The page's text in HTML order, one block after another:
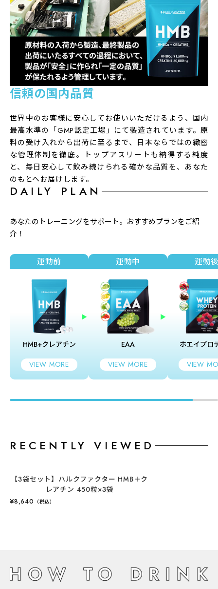
信頼の国内品質
世界中のお客様に安心してお使いいただけるよう、国内
最高水準の「GMP認定工場」にて製造されています。原
料の受け入れから出荷に至るまで、日本ならではの緻密
な管理体制を徹底。トップアスリートも納得する純度
と、毎日安心して飲み続けられる確かな品質を、あなた
のもとへお届けします。
DAILY PLAN
あなたのトレーニングをサポート。おすすめプランをご紹
介！
運動前
HMB+クレアチン
VIEW MORE
運動中
EAA
VIEW MORE
運動
ホエイプロ
VIEW
RECENTLY VIEWED
【3袋セット】ハルクファクター HMB＋ク
レアチン 450粒×3袋
¥8,640 （税込）